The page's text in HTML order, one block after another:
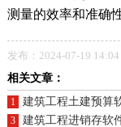
测量的效率和准确性
发布：2024-07-19
相关文章：
1 建筑工程土建预算软件的领先供
3 建筑工程进销存软件的基本原理及好